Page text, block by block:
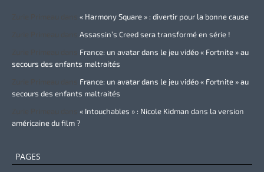
« Harmony Square » : divertir pour la bonne cause
Assassin’s Creed sera transformé en série !
France: un avatar dans le jeu vidéo « Fortnite » au
secours des enfants maltraités
France: un avatar dans le jeu vidéo « Fortnite » au
secours des enfants maltraités
« Intouchables » : Nicole Kidman dans la version
américaine du film ?
PAGES